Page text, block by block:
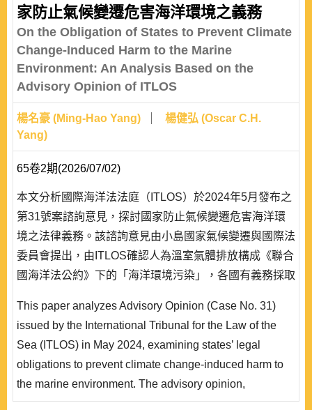
家防止氣候變遷危害海洋環境之義務
On the Obligation of States to Prevent Climate
Change-Induced Harm to the Marine
Environment: An Analysis Based on the
Advisory Opinion of ITLOS
楊名豪 (Ming-Hao Yang)
楊健弘 (Oscar C.H.
Yang)
65卷2期(2026/07/02)
本文分析國際海洋法法庭（ITLOS）於2024年5月發布之
第31號案諮詢意見，探討國家防止氣候變遷危害海洋環
境之法律義務。該諮詢意見由小島國家氣候變遷與國際法
委員會提出，由ITLOS確認人為溫室氣體排放構成《聯合
國海洋法公約》下的「海洋環境污染」，各國有義務採取
詢意見背景及主要論點，分析ITLOS對於義務性質、海洋
污染定義、具體措施等議題的解釋立場。研究發現，
ITLOS雖然將相關義務定性為「行為義務」而非「結果義
務」，但同時也確立國家對於..
This paper analyzes Advisory Opinion (Case No. 31)
issued by the International Tribunal for the Law of the
Sea (ITLOS) in May 2024, examining states’ legal
obligations to prevent climate change-induced harm to
the marine environment. The advisory opinion,
requested by the Commission of Small Island States on